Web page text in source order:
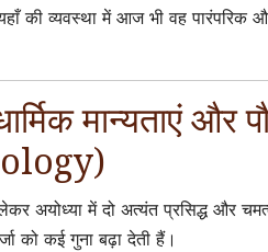
की व्यवस्था में आज भी वह पारंपरिक
मान्यताएं
अयोध्या में दो अत्यंत प्रसिद्ध और
को कई गुना बढ़ा देती हैं।